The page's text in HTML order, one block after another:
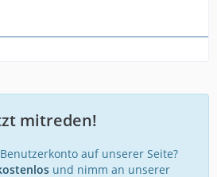
mitreden!
auf unserer Seite?
und nimm an unserer